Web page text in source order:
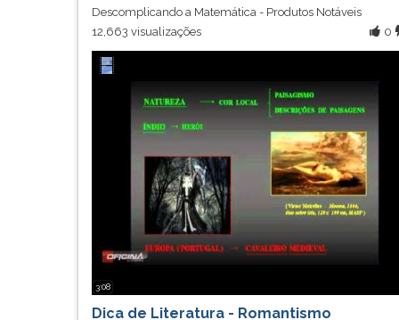
Descomplicando a Matemática - Produtos Notáveis
0
12,663 visualizações
3:08
Dica de Literatura - Romantismo